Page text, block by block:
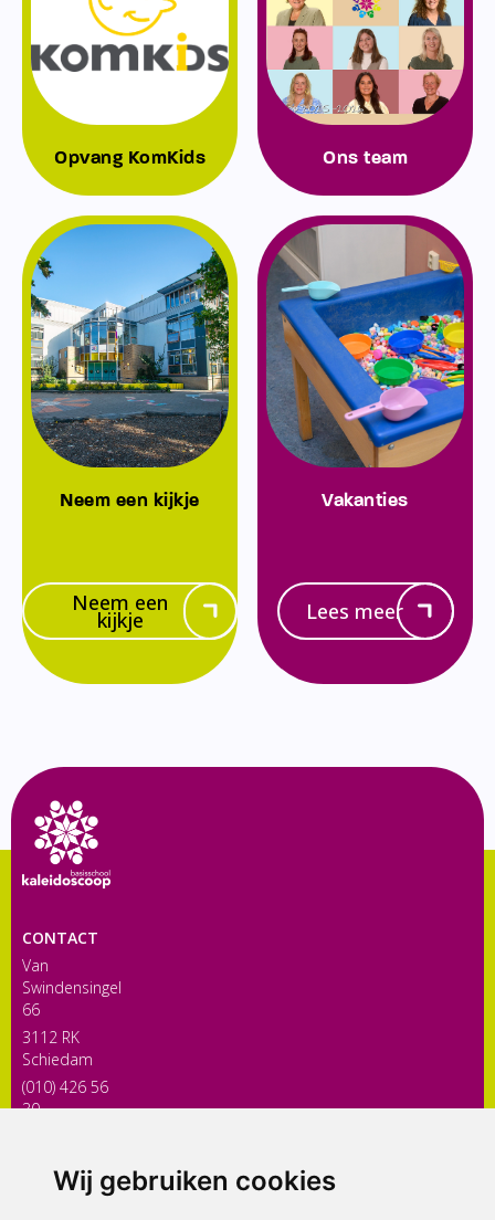
Wij gebruiken cookies
Opvang KomKids Ons team
Neem een kijkje
Neem een
kijkje
Vakanties
Lees meer
CONTACT
Van
Swindensingel
66
3112 RK
Schiedam
(010) 426 56
30
ONDERDEEL VAN